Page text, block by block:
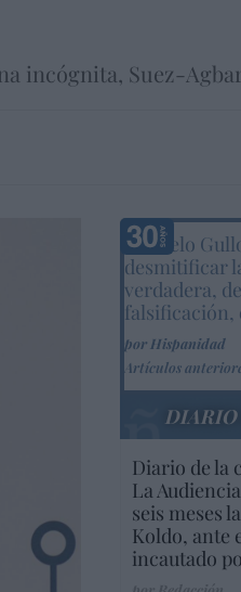
incógnita, Suez-
Marcelo
desmitificar
verdadera,
falsificación,
por Hispanidad
Artículos
DIARIO
Diario de la
La
seis meses
Koldo, ante
incautado